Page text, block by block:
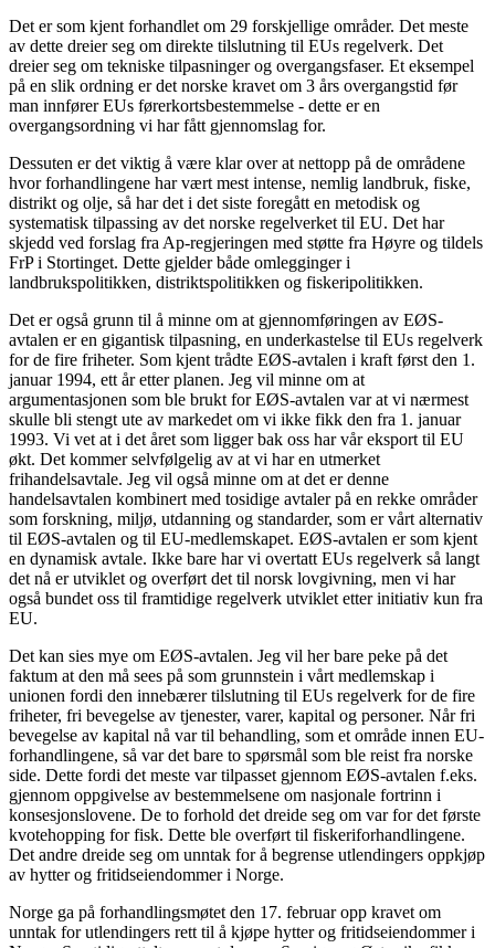
Det er som kjent forhandlet om 29 forskjellige områder. Det meste
av dette dreier seg om direkte tilslutning til EUs regelverk. Det
dreier seg om tekniske tilpasninger og overgangsfaser. Et eksempel
på en slik ordning er det norske kravet om 3 års overgangstid før
man innfører EUs førerkortsbestemmelse - dette er en
overgangsordning vi har fått gjennomslag for.
Dessuten er det viktig å være klar over at nettopp på de områdene
hvor forhandlingene har vært mest intense, nemlig landbruk, fiske,
distrikt og olje, så har det i det siste foregått en metodisk og
systematisk tilpassing av det norske regelverket til EU. Det har
skjedd ved forslag fra Ap-regjeringen med støtte fra Høyre og tildels
FrP i Stortinget. Dette gjelder både omlegginger i
landbrukspolitikken, distriktspolitikken og fiskeripolitikken.
Det er også grunn til å minne om at gjennomføringen av EØS-
avtalen er en gigantisk tilpasning, en underkastelse til EUs regelverk
for de fire friheter. Som kjent trådte EØS-avtalen i kraft først den 1.
januar 1994, ett år etter planen. Jeg vil minne om at
argumentasjonen som ble brukt for EØS-avtalen var at vi nærmest
skulle bli stengt ute av markedet om vi ikke fikk den fra 1. januar
1993. Vi vet at i det året som ligger bak oss har vår eksport til EU
økt. Det kommer selvfølgelig av at vi har en utmerket
frihandelsavtale. Jeg vil også minne om at det er denne
handelsavtalen kombinert med tosidige avtaler på en rekke områder
som forskning, miljø, utdanning og standarder, som er vårt alternativ
til EØS-avtalen og til EU-medlemskapet. EØS-avtalen er som kjent
en dynamisk avtale. Ikke bare har vi overtatt EUs regelverk så langt
det nå er utviklet og overført det til norsk lovgivning, men vi har
også bundet oss til framtidige regelverk utviklet etter initiativ kun fra
EU.
Det kan sies mye om EØS-avtalen. Jeg vil her bare peke på det
faktum at den må sees på som grunnstein i vårt medlemskap i
unionen fordi den innebærer tilslutning til EUs regelverk for de fire
friheter, fri bevegelse av tjenester, varer, kapital og personer. Når fri
bevegelse av kapital nå var til behandling, som et område innen EU-
forhandlingene, så var det bare to spørsmål som ble reist fra norske
side. Dette fordi det meste var tilpasset gjennom EØS-avtalen f.eks.
gjennom oppgivelse av bestemmelsene om nasjonale fortrinn i
konsesjonslovene. De to forhold det dreide seg om var for det første
kvotehopping for fisk. Dette ble overført til fiskeriforhandlingene.
Det andre dreide seg om unntak for å begrense utlendingers oppkjøp
av hytter og fritidseiendommer i Norge.
Norge ga på forhandlingsmøtet den 17. februar opp kravet om
unntak for utlendingers rett til å kjøpe hytter og fritidseiendommer i